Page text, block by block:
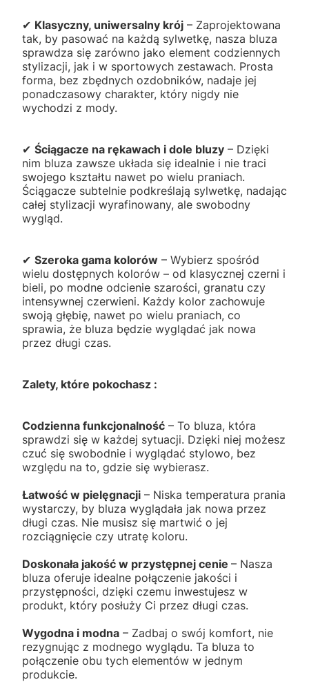
✔ Klasyczny, uniwersalny krój – Zaprojektowana
tak, by pasować na każdą sylwetkę, nasza bluza
sprawdza się zarówno jako element codziennych
stylizacji, jak i w sportowych zestawach. Prosta
forma, bez zbędnych ozdobników, nadaje jej
ponadczasowy charakter, który nigdy nie
wychodzi z mody.
✔ Ściągacze na rękawach i dole bluzy – Dzięki
nim bluza zawsze układa się idealnie i nie traci
swojego kształtu nawet po wielu praniach.
Ściągacze subtelnie podkreślają sylwetkę, nadając
całej stylizacji wyrafinowany, ale swobodny
wygląd.
✔ Szeroka gama kolorów – Wybierz spośród
wielu dostępnych kolorów – od klasycznej czerni i
bieli, po modne odcienie szarości, granatu czy
intensywnej czerwieni. Każdy kolor zachowuje
swoją głębię, nawet po wielu praniach, co
sprawia, że bluza będzie wyglądać jak nowa
przez długi czas.
Zalety, które pokochasz :
Codzienna funkcjonalność – To bluza, która
sprawdzi się w każdej sytuacji. Dzięki niej możesz
czuć się swobodnie i wyglądać stylowo, bez
względu na to, gdzie się wybierasz.
Łatwość w pielęgnacji – Niska temperatura prania
wystarczy, by bluza wyglądała jak nowa przez
długi czas. Nie musisz się martwić o jej
rozciągnięcie czy utratę koloru.
Doskonała jakość w przystępnej cenie – Nasza
bluza oferuje idealne połączenie jakości i
przystępności, dzięki czemu inwestujesz w
produkt, który posłuży Ci przez długi czas.
Wygodna i modna – Zadbaj o swój komfort, nie
rezygnując z modnego wyglądu. Ta bluza to
połączenie obu tych elementów w jednym
produkcie.